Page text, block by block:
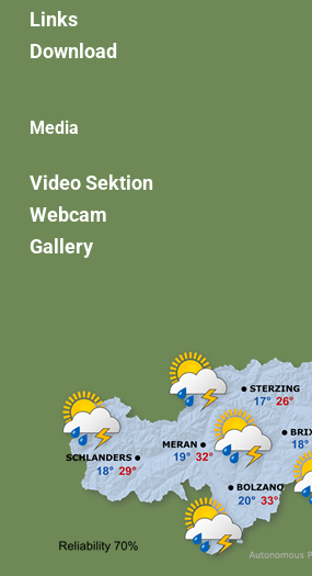
Links
Download
Media
Video Sektion
Webcam
Gallery